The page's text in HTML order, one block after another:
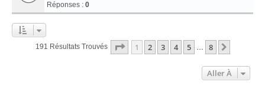
Réponses : 0
191 Résultats Trouvés Page 1Sur8
1 2 3 4 5 … 8
Aller À